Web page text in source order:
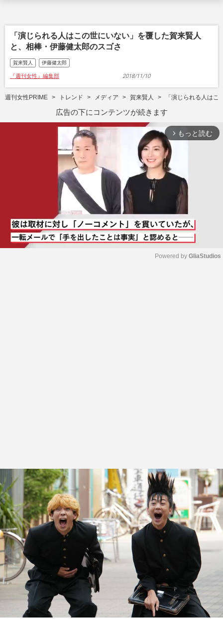
「演じられる人はこの世にいない」を覆した賀来賢人
と、相棒・伊藤健太郎のスゴさ
賀来賢人 伊藤健太郎
『週刊女性』編集部 2018/11/10
週刊女性PRIME トレンド メディア 賀来賢人 「演じられる人は
広告の下にコンテンツが続きます
arrow_forward_ios もっと読む
Powered by GliaStudios